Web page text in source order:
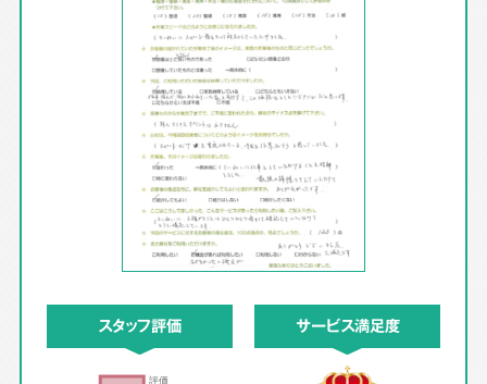
スタッフ評価 サービス満足度